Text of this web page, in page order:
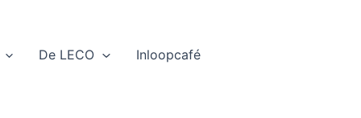
De LECO Inloopcafé